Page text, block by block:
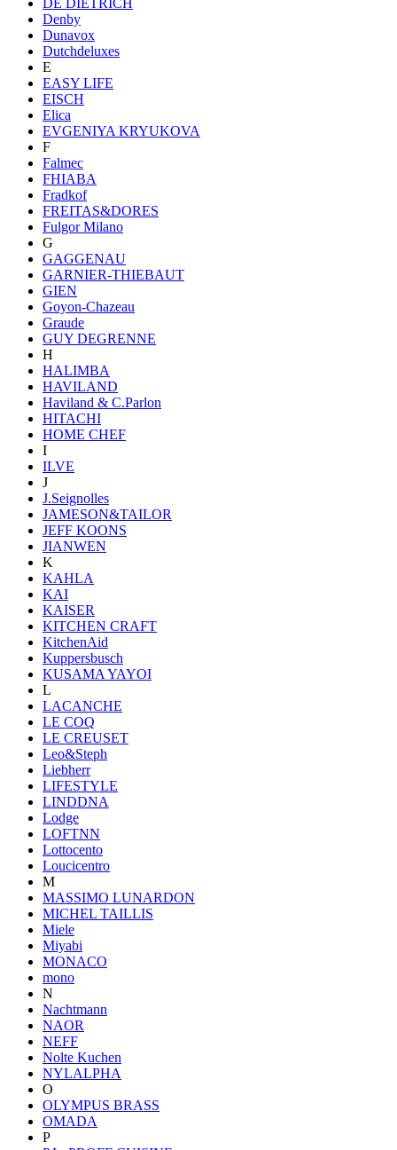
Denby
Dunavox
Dutchdeluxes
E
EASY LIFE
EISCH
Elica
EVGENIYA KRYUKOVA
F
Falmec
FHIABA
Fradkof
FREITAS&DORES
Fulgor Milano
G
GAGGENAU
GARNIER-THIEBAUT
GIEN
Goyon-Chazeau
Graude
GUY DEGRENNE
H
HALIMBA
HAVILAND
Haviland & C.Parlon
HITACHI
HOME CHEF
I
ILVE
J
J.Seignolles
JAMESON&TAILOR
JEFF KOONS
JIANWEN
K
KAHLA
KAI
KAISER
KITCHEN CRAFT
KitchenAid
Kuppersbusch
KUSAMA YAYOI
L
LACANCHE
LE COQ
LE CREUSET
Leo&Steph
Liebherr
LIFESTYLE
LINDDNA
Lodge
LOFTNN
Lottocento
Loucicentro
M
MASSIMO LUNARDON
MICHEL TAILLIS
Miele
Miyabi
MONACO
mono
N
Nachtmann
NAOR
NEFF
Nolte Kuchen
NYLALPHA
O
OLYMPUS BRASS
OMADA
P